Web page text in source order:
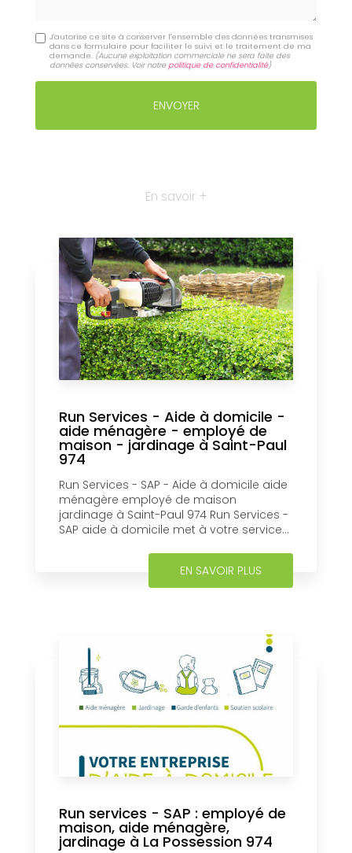
J'autorise ce site à conserver l'ensemble des données transmises
dans ce formulaire pour faciliter le suivi et le traitement de ma
demande. (Aucune exploitation commerciale ne sera faite des
données conservées. Voir notrepolitique de confidentialité)
En savoir +
Run Services - Aide à domicile -
aide ménagère - employé de
maison - jardinage à Saint-Paul
974
Run Services - SAP - Aide à domicile aide
ménagère employé de maison
jardinage à Saint-Paul 974 Run Services -
SAP aide à domicile met à votre service...
EN SAVOIR PLUS
Run services - SAP : employé de
maison, aide ménagère,
jardinage à La Possession 974